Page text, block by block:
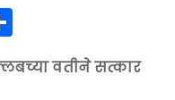
h
ar वतीने सत्कार